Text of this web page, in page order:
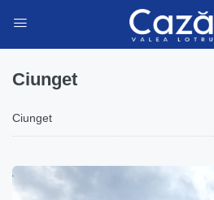
Ciunget
Ciunget